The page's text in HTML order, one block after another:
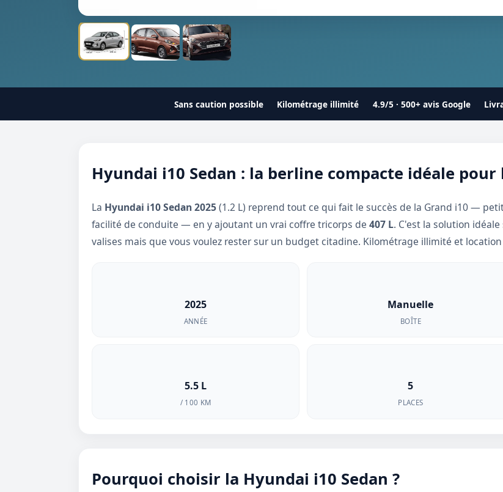
Sans caution possible Kilométrage illimité 4.9/5 · 500+ avis Google
Hyundai i10 Sedan : la berline compacte idéale pour
La Hyundai i10 Sedan 2025(1.2 L) reprend tout ce qui fait le succès de la Grand i10 —
facilité de conduite — en y ajoutant un vrai coffre tricorps de 407 L. C'est la solution
valises mais que vous voulez rester sur un budget citadine. Kilométrage illimité et
2025
ANNÉE
Manuelle
BOÎTE
5.5 L
/ 100 KM
5
PLACES
Pourquoi choisir la Hyundai i10 Sedan ?